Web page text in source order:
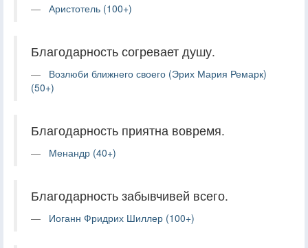
Аристотель (100+)
Благодарность согревает душу.
Возлюби ближнего своего (Эрих Мария Ремарк)
(50+)
Благодарность приятна вовремя.
Менандр (40+)
Благодарность забывчивей всего.
Иоганн Фридрих Шиллер (100+)